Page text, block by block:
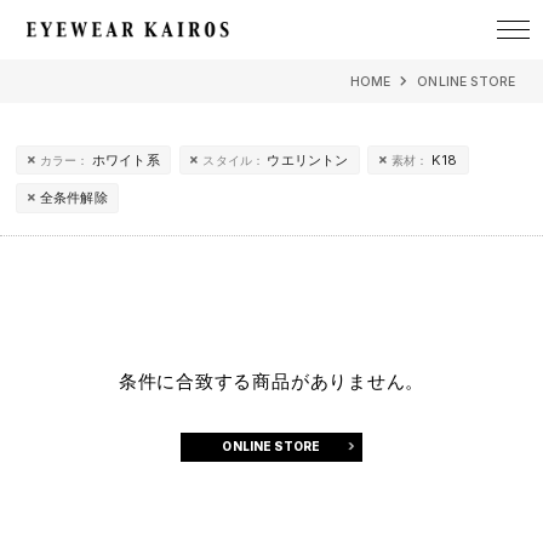
HOME ONLINE STORE
カラー： ホワイト系 スタイル： ウエリントン 素材： K18
全条件解除
条件に合致する商品がありません。
ONLINE STORE